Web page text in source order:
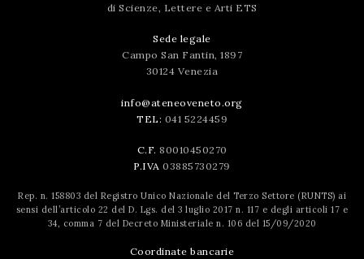
di Scienze, Lettere e Arti ETS
Sede legale
Campo San Fantin, 1897
30124 Venezia
info@ateneoveneto.org
TEL: 041 5224459
C.F. 80010450270
P.IVA 03885730279
Rep. n. 158803 del Registro Unico Nazionale del Terzo Settore (RUNTS) ai
sensi dell’articolo 22 del D. Lgs. del 3 luglio 2017 n. 117 e degli articoli 17 e
34, comma 7 del Decreto Ministeriale n. 106 del 15/09/2020
Coordinate bancarie